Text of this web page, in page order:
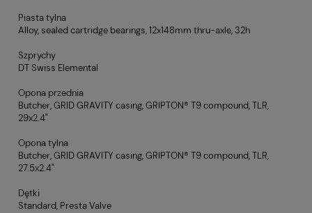
Piasta tylna
Alloy, sealed cartridge bearings, 12x148mm thru-axle, 32h
Szprychy
DT Swiss Elemental
Opona przednia
Butcher, GRID GRAVITY casing, GRIPTON® T9 compound, TLR,
29x2.4"
Opona tylna
Butcher, GRID GRAVITY casing, GRIPTON® T9 compound, TLR,
27.5x2.4"
Dętki
Standard, Presta Valve